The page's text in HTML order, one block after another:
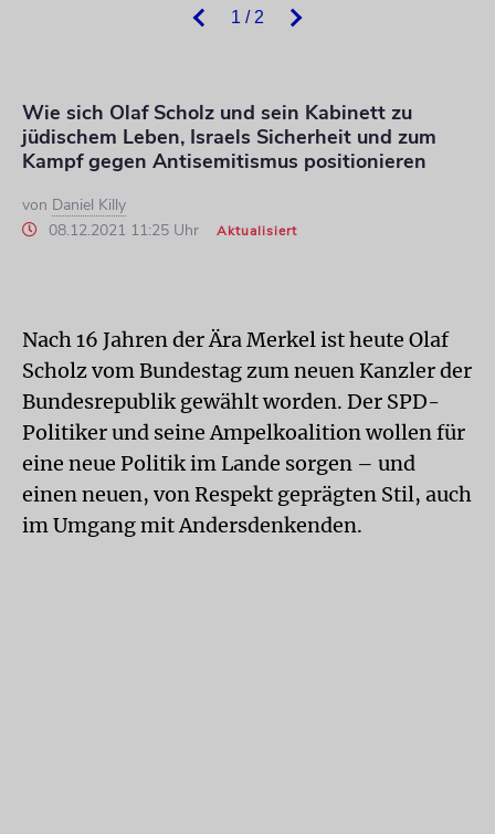
1 / 2
Wie sich Olaf Scholz und sein Kabinett zu
jüdischem Leben, Israels Sicherheit und zum
Kampf gegen Antisemitismus positionieren
von Daniel Killy
08.12.2021 11:25 Uhr
Aktualisiert
Nach 16 Jahren der Ära Merkel ist heute Olaf
Scholz vom Bundestag zum neuen Kanzler der
Bundesrepublik gewählt worden. Der SPD-
Politiker und seine Ampelkoalition wollen für
eine neue Politik im Lande sorgen – und
einen neuen, von Respekt geprägten Stil, auch
im Umgang mit Andersdenkenden.